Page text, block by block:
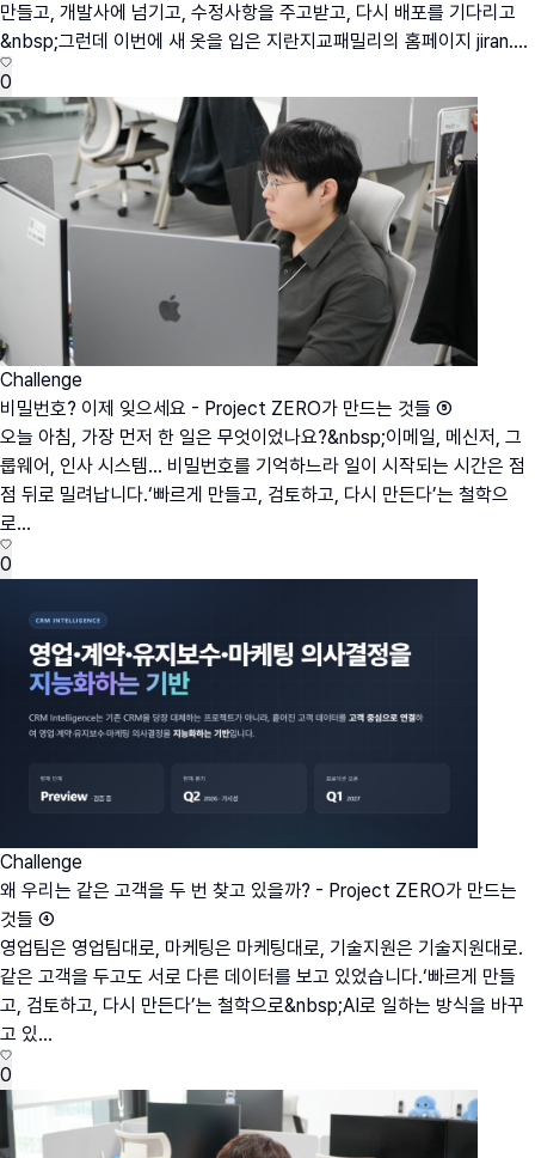
만들고, 개발사에 넘기고, 수정사항을 주고받고, 다시 배포를 기다리고
&nbsp;그런데 이번에 새 옷을 입은 지란지교패밀리의 홈페이지 jiran....
0
Challenge
비밀번호? 이제 잊으세요 - Project ZERO가 만드는 것들 ⑤
오늘 아침, 가장 먼저 한 일은 무엇이었나요?&nbsp;이메일, 메신저, 그
룹웨어, 인사 시스템… 비밀번호를 기억하느라 일이 시작되는 시간은 점
점 뒤로 밀려납니다.‘빠르게 만들고, 검토하고, 다시 만든다’는 철학으
로...
0
Challenge
왜 우리는 같은 고객을 두 번 찾고 있을까? - Project ZERO가 만드는
것들 ④
영업팀은 영업팀대로, 마케팅은 마케팅대로, 기술지원은 기술지원대로.
같은 고객을 두고도 서로 다른 데이터를 보고 있었습니다.‘빠르게 만들
고, 검토하고, 다시 만든다’는 철학으로&nbsp;AI로 일하는 방식을 바꾸
고 있...
0